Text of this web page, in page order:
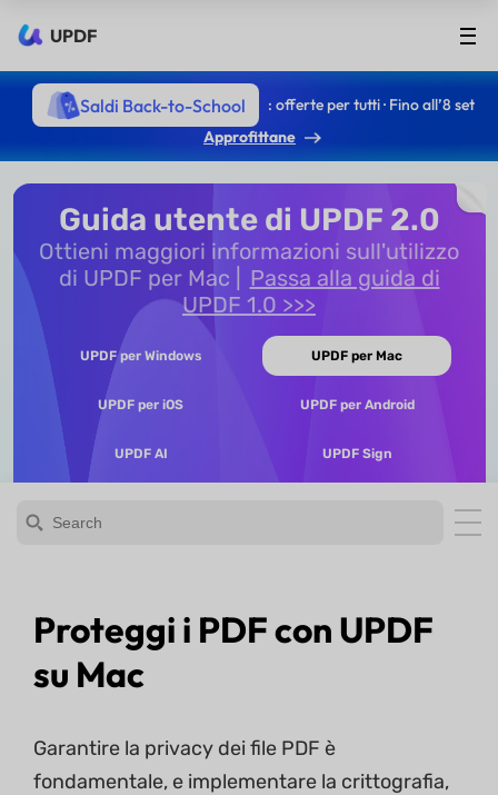
UPDF
Saldi Back-to-School
: offerte per tutti · Fino all’8 set
Approfittane
Guida utente di UPDF 2.0
Ottieni maggiori informazioni sull'utilizzo
di UPDF per Mac
Passa alla guida di
UPDF 1.0 >>>
UPDF per Windows UPDF per Mac
UPDF per iOS UPDF per Android
UPDF AI UPDF Sign
Proteggi i PDF con UPDF
su Mac
Garantire la privacy dei file PDF è
fondamentale, e implementare la crittografia,